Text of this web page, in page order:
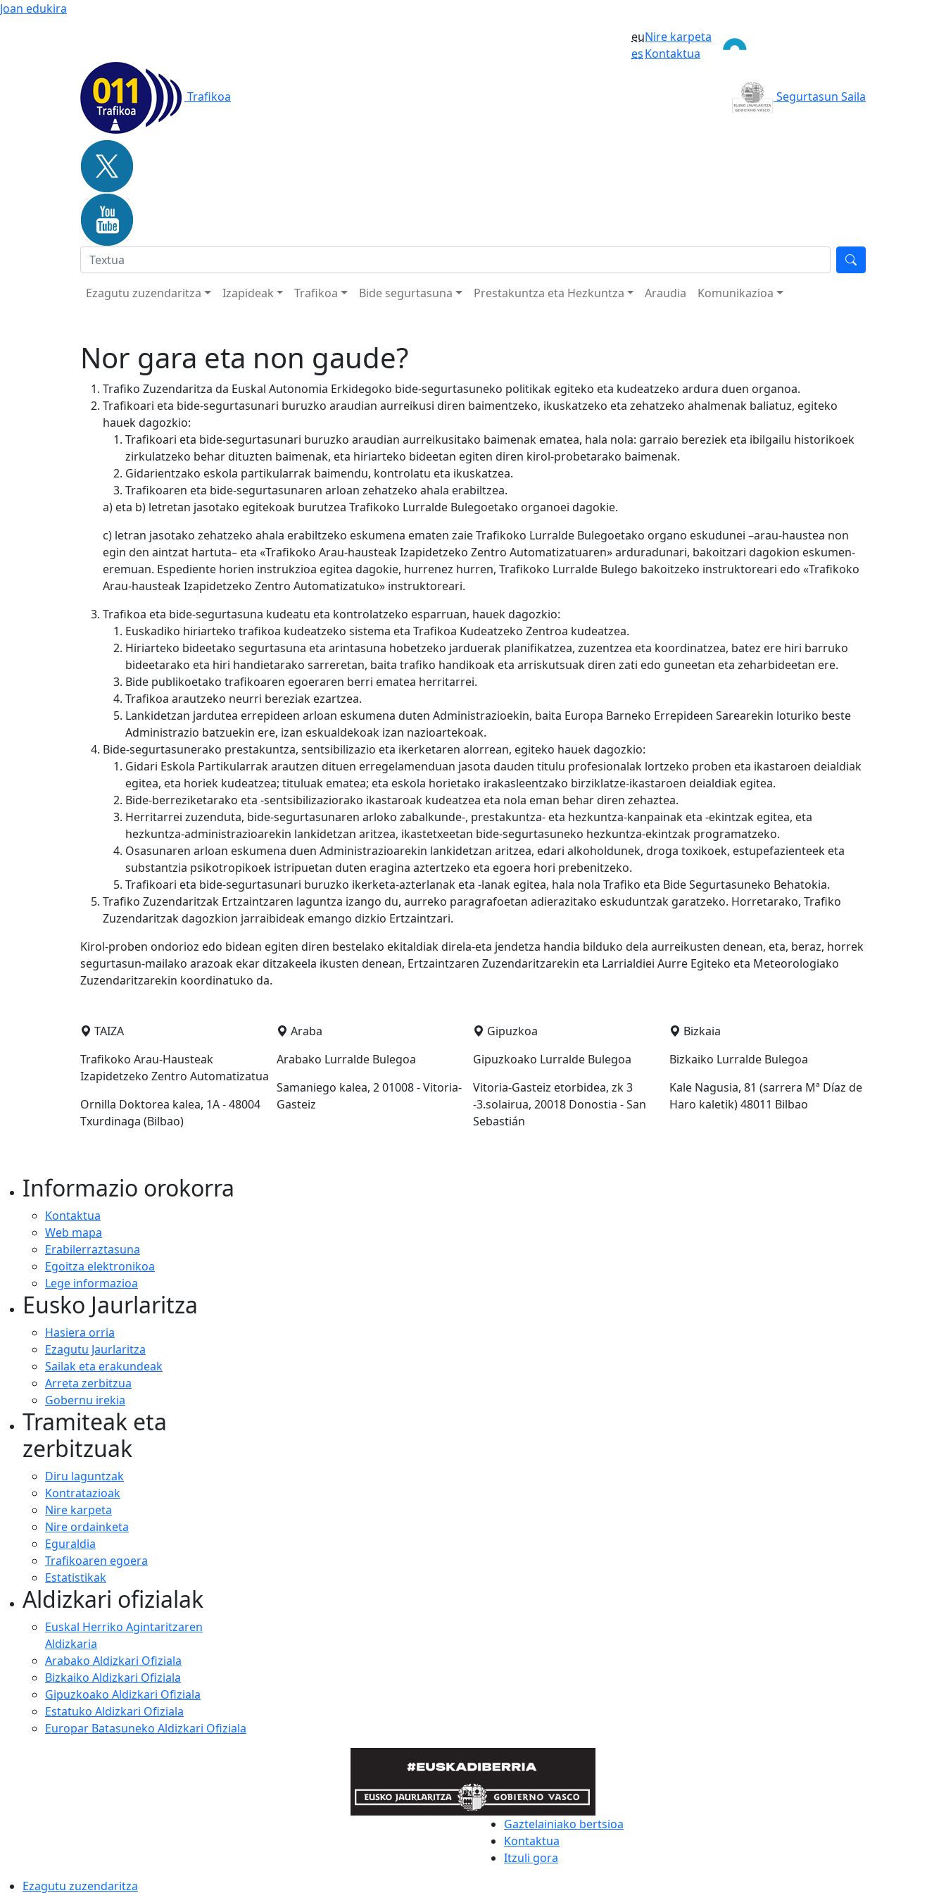
Joan edukira
eu
es
Nire karpeta
Kontaktua
Trafikoa Segurtasun Saila
Ezagutu zuzendaritza Izapideak Trafikoa Bide segurtasuna Prestakuntza eta Hezkuntza Araudia Komunikazioa
Nor gara eta non gaude?
Trafiko Zuzendaritza da Euskal Autonomia Erkidegoko bide-segurtasuneko politikak egiteko eta kudeatzeko ardura duen organoa.
Trafikoari eta bide-segurtasunari buruzko araudian aurreikusi diren baimentzeko, ikuska­tzeko eta zehatzeko ahalmenak baliatuz, egiteko
hauek dagozkio:
Trafikoari eta bide-segurtasunari buruzko araudian aurreikusitako baimenak ematea, hala nola: garraio bereziek eta ibilgailu historikoek
zirkulatzeko behar dituzten baimenak, eta hiriarteko bideetan egiten diren kirol-probetarako baimenak.
Gidarientzako eskola partikularrak baimendu, kontrolatu eta ikuskatzea.
Trafikoaren eta bide-segurtasunaren arloan zehatzeko ahala erabiltzea.
a) eta b) letretan jasotako egitekoak burutzea Trafikoko Lurralde Bulegoetako organoei dagokie.
c) letran jasotako zehatzeko ahala erabiltzeko eskumena ematen zaie Trafikoko Lurralde Bulegoetako organo eskudunei –arau-haustea non
egin den aintzat hartuta– eta «Trafikoko Arau-hausteak Izapidetzeko Zentro Automatizatuaren» arduradunari, bakoitzari dagokion eskumen-
eremuan. Espediente horien instrukzioa egitea dagokie, hurrenez hurren, Trafikoko Lurralde Bulego bakoitzeko instruktoreari edo «Trafikoko
Arau-hausteak Izapidetzeko Zentro Auto­matizatuko» instruktoreari.
Trafikoa eta bide-segurtasuna kudeatu eta kontrolatzeko esparruan, hauek dagozkio:
Euskadiko hiriarteko trafikoa kudeatzeko sistema eta Trafikoa Kudeatzeko Zentroa kudeatzea.
Hiriarteko bideetako segurtasuna eta arintasuna hobetzeko jarduerak planifikatzea, zuzen­tzea eta koordinatzea, batez ere hiri barruko
bideetarako eta hiri handietarako sarreretan, baita trafiko handikoak eta arriskutsuak diren zati edo guneetan eta zeharbideetan ere.
Bide publikoetako trafikoaren egoeraren berri ematea herritarrei.
Trafikoa arautzeko neurri bereziak ezartzea.
Lankidetzan jardutea errepideen arloan eskumena duten Administrazioekin, baita Europa Barneko Errepideen Sarearekin loturiko beste
Administrazio batzuekin ere, izan eskualdekoak izan nazioartekoak.
Bide-segurtasunerako prestakuntza, sentsibilizazio eta ikerketaren alorrean, egiteko hauek dagozkio:
Gidari Eskola Partikularrak arautzen dituen erregelamenduan jasota dauden titulu profesio­nalak lortzeko proben eta ikastaroen deialdiak
egitea, eta horiek kudeatzea; tituluak ematea; eta eskola horietako irakasleentzako birziklatze-ikastaroen deialdiak egitea.
Bide-berreziketarako eta -sentsibilizaziorako ikastaroak kudeatzea eta nola eman behar diren zehaztea.
Herritarrei zuzenduta, bide-segurtasunaren arloko zabalkunde-, prestakuntza- eta hez­kuntza-kanpainak eta -ekintzak egitea, eta
hezkuntza-administrazioarekin lankidetzan aritzea, ikastetxeetan bide-segurtasuneko hezkuntza-ekintzak programatzeko.
Osasunaren arloan eskumena duen Administrazioarekin lankidetzan aritzea, edari alkohol­dunek, droga toxikoek, estupefazienteek eta
substantzia psikotropikoek istripuetan duten eragina aztertzeko eta egoera hori prebenitzeko.
Trafikoari eta bide-segurtasunari buruzko ikerketa-azterlanak eta -lanak egitea, hala nola Trafiko eta Bide Segurtasuneko Behatokia.
Trafiko Zuzendaritzak Ertzaintzaren laguntza izango du, aurreko paragrafoetan adierazitako eskuduntzak garatzeko. Horretarako, Trafiko
Zuzendaritzak dagozkion jarraibideak emango dizkio Ertzaintzari.
Kirol-proben ondorioz edo bidean egiten diren bestelako ekitaldiak direla-eta jendetza handia bilduko dela aurreikusten denean, eta, beraz, horrek
segurtasun-mailako arazoak ekar ditzakeela ikusten denean, Ertzaintzaren Zuzendaritzarekin eta Larrialdiei Aurre Egiteko eta Meteorologiako
Zuzendaritzarekin koordinatuko da.
TAIZA
Trafikoko Arau-Hausteak
Izapidetzeko Zentro Automatizatua
Ornilla Doktorea kalea, 1A - 48004
Txurdinaga (Bilbao)
Araba
Arabako Lurralde Bulegoa
Samaniego kalea, 2 01008 - Vitoria-
Gasteiz
Gipuzkoa
Gipuzkoako Lurralde Bulegoa
Vitoria-Gasteiz etorbidea, zk 3
-3.solairua, 20018 Donostia - San
Sebastián
Bizkaia
Bizkaiko Lurralde Bulegoa
Kale Nagusia, 81 (sarrera Mª Díaz de
Haro kaletik) 48011 Bilbao
Informazio orokorra
Kontaktua
Web mapa
Erabilerraztasuna
Egoitza elektronikoa
Lege informazioa
Eusko Jaurlaritza
Hasiera orria
Ezagutu Jaurlaritza
Sailak eta erakundeak
Arreta zerbitzua
Gobernu irekia
Tramiteak eta
zerbitzuak
Diru laguntzak
Kontratazioak
Nire karpeta
Nire ordainketa
Eguraldia
Trafikoaren egoera
Estatistikak
Aldizkari ofizialak
Euskal Herriko Agintaritzaren
Aldizkaria
Arabako Aldizkari Ofiziala
Bizkaiko Aldizkari Ofiziala
Gipuzkoako Aldizkari Ofiziala
Estatuko Aldizkari Ofiziala
Europar Batasuneko Aldizkari Ofiziala
Gaztelainiako bertsioa
Kontaktua
Itzuli gora
Ezagutu zuzendaritza